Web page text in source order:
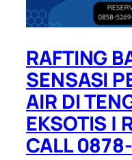
RAFTING
SENSASI
AIR DI
EKSOTIS |
CALL